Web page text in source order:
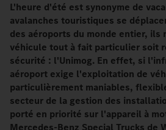
L'heure d'été est synonyme de
avalanches touristiques se
des aéroports du monde entier, ils
véhicule tout à fait particulier soit
sécurité : l'Unimog. En effet, si
aéroport exige l'exploitation de
particulièrement maniables,
secteur de la gestion des
porté en priorité sur l'appareil à
Mercedes-Benz Special Trucks de